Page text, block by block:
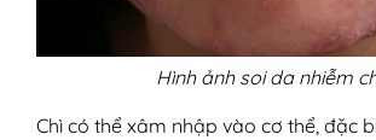
Hình ảnh soi da nhiễm
Chì có thể xâm nhập vào cơ thể, đặc